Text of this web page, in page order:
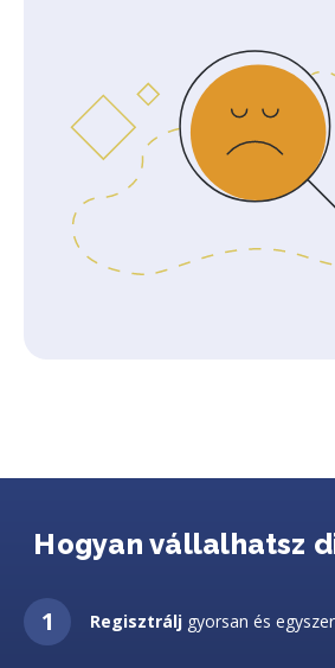
Hogyan vállalhatsz
Regisztrálj gyorsan és